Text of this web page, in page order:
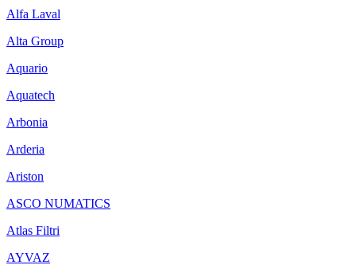
Alfa Laval
Alta Group
Aquario
Aquatech
Arbonia
Arderia
Ariston
ASCO NUMATICS
Atlas Filtri
AYVAZ